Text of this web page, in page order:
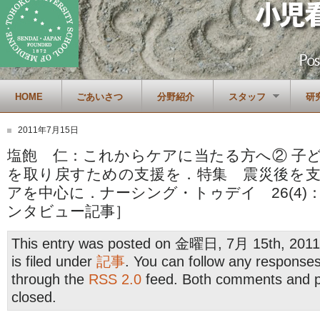
HOME ごあいさつ 分野紹介 スタッフ 研
2011年7月15日
塩飽 仁：これからケアに当たる方へ② 子
を取り戻すための支援を．特集 震災後を
アを中心に．ナーシング・トゥデイ 26(4)
ンタビュー記事］
This entry was posted on 金曜日, 7月 15th,
is filed under 記事. You can follow any
through the RSS 2.0 feed. Both comments and
closed.